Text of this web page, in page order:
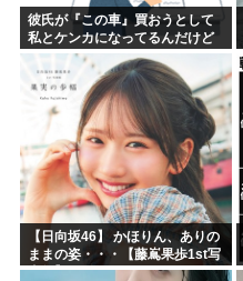
彼氏が『この車』買おうとして
私とケンカになってるんだけど
ｗｗｗｗｗｗ
【日向坂46】 かほりん、ありの
ままの姿・・・【藤嶌果歩1st写
真集】